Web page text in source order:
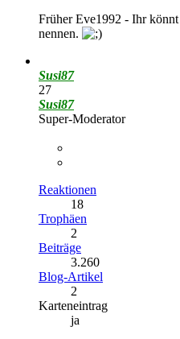
Früher Eve1992 - Ihr
nennen.
Susi87
27
Susi87
Super-Moderator
Reaktionen
18
Trophäen
2
Beiträge
3.260
Blog-Artikel
2
Karteneintrag
ja